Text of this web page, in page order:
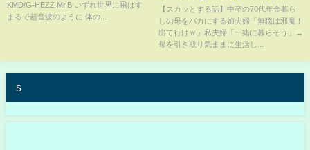
KMD/G-HEZZ Mr.B いずれ世界に飛ばす
まるで超音波のように 体の...
夫婦「無職は邪魔！出て行け
ｗ」私夫婦「一緒に暮らそう」
→母を引き取り気ままに生活し
路がｗｗ【修羅場】
【スカッとする話】中卒の70代年金暮ら
しの母をバカにする姉夫婦「無職は邪魔！
出て行けｗ」私夫婦「一緒に暮らそう」→
母を引き取り気ままに生活し...
s